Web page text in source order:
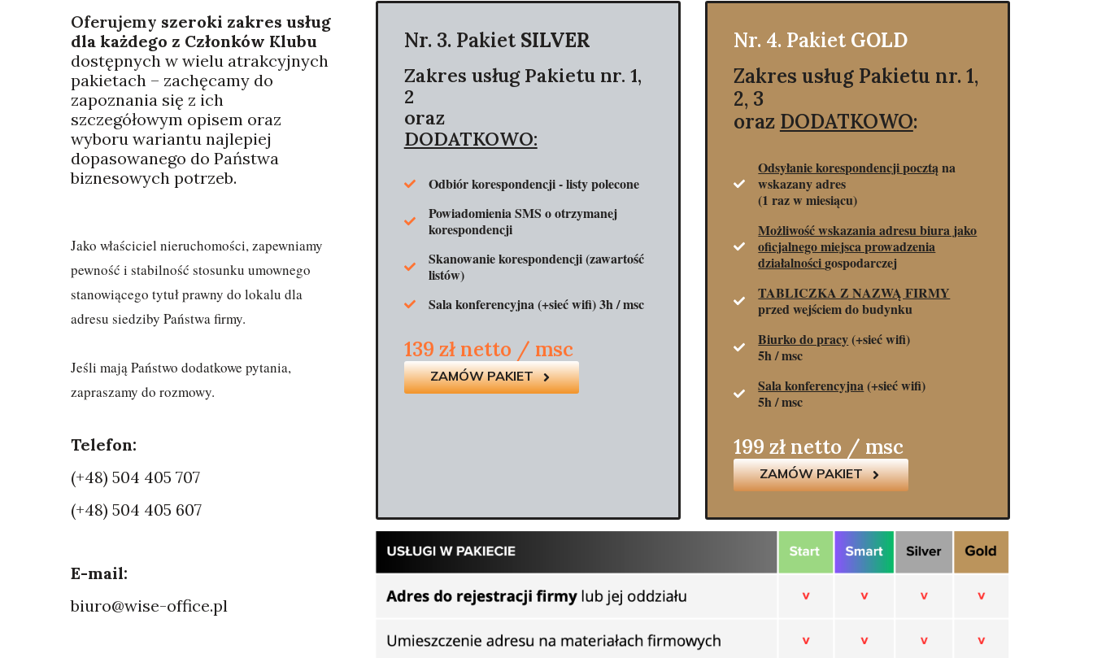
Oferujemy szeroki zakres usług
dla każdego z Członków Klubu
dostępnych w wielu atrakcyjnych
pakietach – zachęcamy do
zapoznania się z ich
szczegółowym opisem oraz
wyboru wariantu najlepiej
dopasowanego do Państwa
biznesowych potrzeb.
Jako właściciel nieruchomości, zapewniamy
pewność i stabilność stosunku umownego
stanowiącego tytuł prawny do lokalu dla
adresu siedziby Państwa firmy.
Jeśli mają Państwo dodatkowe pytania,
zapraszamy do rozmowy.
Telefon:
(+48) 504 405 707
(+48) 504 405 607
E-mail:
biuro@wise-office.pl
Nr. 3. PakietSILVER
Zakres usług Pakietu nr. 1,
2
oraz
DODATKOWO:
Odbiór korespondencji - listy polecone
Powiadomienia SMS o otrzymanej
korespondencji
Skanowanie korespondencji (zawartość
listów)
Sala konferencyjna (+sieć wifi) 3h / msc
139 zł netto / msc
ZAMÓW PAKIET
Nr. 4. PakietGOLD
Zakres usług Pakietu nr. 1,
2, 3
oraz DODATKOWO:
Odsyłanie korespondencji pocztąna
wskazany adres
(1 raz w miesiącu)
Możliwość wskazania adresu biura jako
oficjalnego miejsca prowadzenia
działalnościgospodarczej
TABLICZKA Z NAZWĄ FIRMY
przed wejściem do budynku
Biurko do pracy(+sieć wifi)
5h / msc
Sala konferencyjna(+sieć wifi)
5h / msc
199 zł netto / msc
ZAMÓW PAKIET